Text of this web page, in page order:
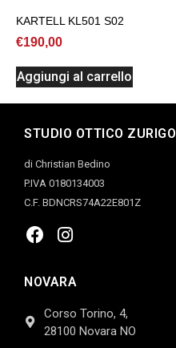
KARTELL KL501 S02
€190,00
Aggiungi al carrello
STUDIO OTTICO ZURIGO
di Christian Bedino
P.IVA 0180134003
C.F. BDNCRS74A22E801Z
NOVARA
Corso Torino, 4,
28100 Novara NO